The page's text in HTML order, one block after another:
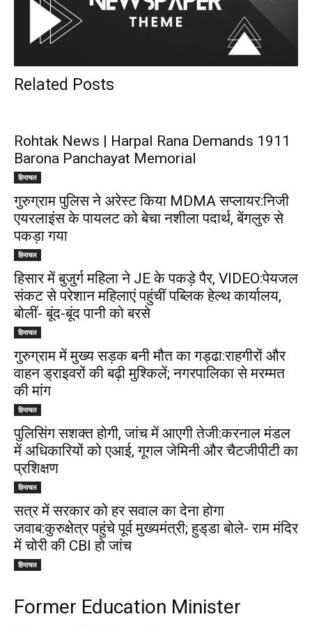
Related Posts
Rohtak News | Harpal Rana Demands 1911
Barona Panchayat Memorial
हिमाचल
गुरुग्राम पुलिस ने अरेस्ट किया MDMA सप्लायर:निजी
एयरलाइंस के पायलट को बेचा नशीला पदार्थ, बेंगलुरु से
पकड़ा गया
हिमाचल
हिसार में बुजुर्ग महिला ने JE के पकड़े पैर, VIDEO:पेयजल
संकट से परेशान महिलाएं पहुंचीं पब्लिक हेल्थ कार्यालय,
बोलीं- बूंद-बूंद पानी को बरसे
हिमाचल
गुरुग्राम में मुख्य सड़क बनी मौत का गड्ढा:राहगीरों और
वाहन ड्राइवरों की बढ़ी मुश्किलें; नगरपालिका से मरम्मत
की मांग
हिमाचल
पुलिसिंग सशक्त होगी, जांच में आएगी तेजी:करनाल मंडल
में अधिकारियों को एआई, गूगल जेमिनी और चैटजीपीटी का
प्रशिक्षण
हिमाचल
सत्र में सरकार को हर सवाल का देना होगा
जवाब:कुरुक्षेत्र पहुंचे पूर्व मुख्यमंत्री; हुड्‌डा बोले- राम मंदिर
में चोरी की CBI हो जांच
हिमाचल
Former Education Minister